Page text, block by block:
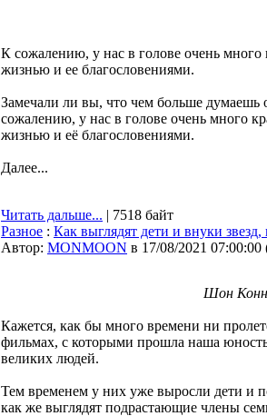
К сожалению, у нас в голове очень
жизнью и ее благословениями.
Замечали ли вы, что чем больше думаешь
сожалению, у нас в голове очень много
жизнью и её благословениями.
Далее...
Читать дальше... | 7518 байт
Разное : Как выглядят дети и внуки
Автор: MONMOON в 17/08/2021 07:00:00
Шон
Кажется, как бы много времени ни
фильмах, с которыми прошла наша
великих людей.
Тем временем у них уже выросли дети и
как же выглядят подрастающие члены